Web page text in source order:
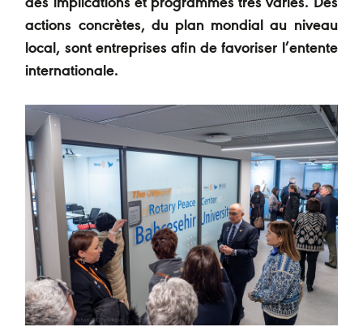
des implications et programmes très variés. Des
actions concrètes, du plan mondial au niveau
local, sont entreprises afin de favoriser l’entente
internationale.